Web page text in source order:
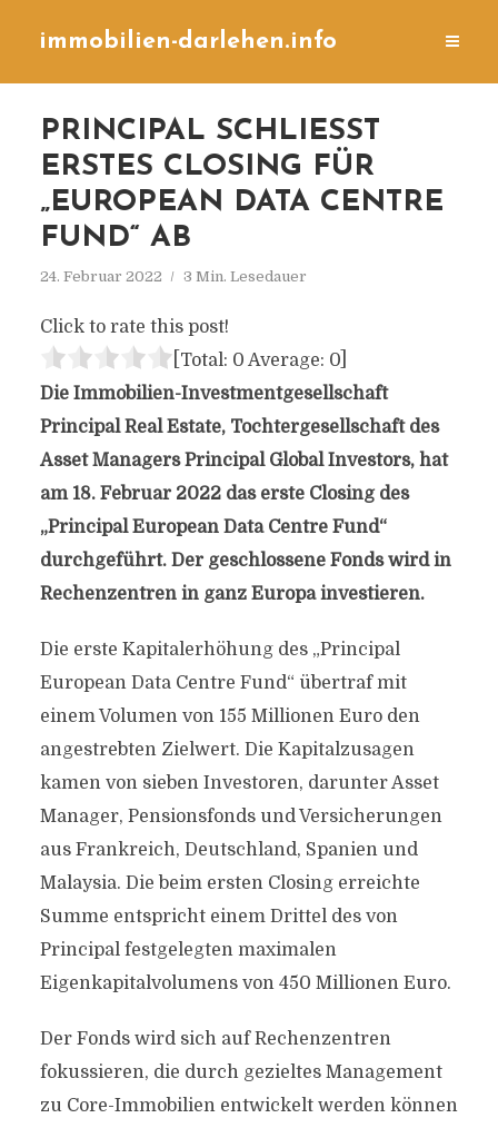
immobilien-darlehen.info
PRINCIPAL SCHLIESST E
RSTES CLOSING FÜR „
EUROPEAN DATA CENTRE F
UND“ AB
24. Februar 2022 3 Min. Lesedauer
Click to rate this post!
[Total: 0 Average: 0]
Die Immobilien-Investmentgesellschaft
Principal Real Estate, Tochtergesellschaft des
Asset Managers Principal Global Investors, hat
am 18. Februar 2022 das erste Closing des
„Principal European Data Centre Fund“
durchgeführt. Der geschlossene Fonds wird in
Rechenzentren in ganz Europa investieren.
Die erste Kapitalerhöhung des „Principal
European Data Centre Fund“ übertraf mit
einem Volumen von 155 Millionen Euro den
angestrebten Zielwert. Die Kapitalzusagen
kamen von sieben Investoren, darunter Asset
Manager, Pensionsfonds und Versicherungen
aus Frankreich, Deutschland, Spanien und
Malaysia. Die beim ersten Closing erreichte
Summe entspricht einem Drittel des von
Principal festgelegten maximalen
Eigenkapitalvolumens von 450 Millionen Euro.
Der Fonds wird sich auf Rechenzentren
fokussieren, die durch gezieltes Management
zu Core-Immobilien entwickelt werden können